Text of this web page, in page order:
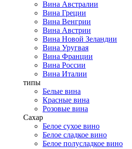
Вина Австралии
Вина Греции
Вина Венгрии
Вина Австрии
Вина Новой Зеландии
Вина Уругвая
Вина Франции
Вина России
Вина Италии
типы
Белые вина
Красные вина
Розовые вина
Сахар
Белое сухое вино
Белое сладкое вино
Белое полусладкое вино